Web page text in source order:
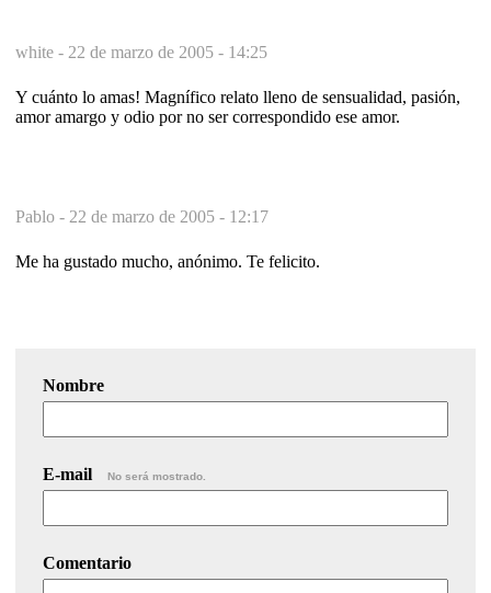
white - 22 de marzo de 2005 - 14:25
Y cuánto lo amas! Magnífico relato lleno de sensualidad, pasión,
amor amargo y odio por no ser correspondido ese amor.
Pablo - 22 de marzo de 2005 - 12:17
Me ha gustado mucho, anónimo. Te felicito.
Nombre
E-mail No será mostrado.
Comentario